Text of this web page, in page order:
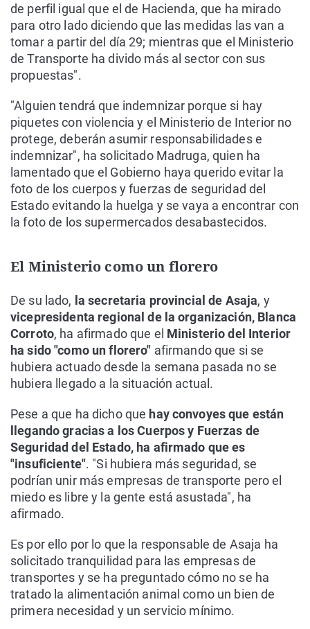
de perfil igual que el de Hacienda, que ha mirado
para otro lado diciendo que las medidas las van a
tomar a partir del día 29; mientras que el Ministerio
de Transporte ha divido más al sector con sus
propuestas".
"Alguien tendrá que indemnizar porque si hay
piquetes con violencia y el Ministerio de Interior no
protege, deberán asumir responsabilidades e
indemnizar", ha solicitado Madruga, quien ha
lamentado que el Gobierno haya querido evitar la
foto de los cuerpos y fuerzas de seguridad del
Estado evitando la huelga y se vaya a encontrar con
la foto de los supermercados desabastecidos.
El Ministerio como un florero
De su lado, la secretaria provincial de Asaja, y
vicepresidenta regional de la organización, Blanca
Corroto, ha afirmado que el Ministerio del Interior
ha sido "como un florero" afirmando que si se
hubiera actuado desde la semana pasada no se
hubiera llegado a la situación actual.
Pese a que ha dicho que hay convoyes que están
llegando gracias a los Cuerpos y Fuerzas de
Seguridad del Estado, ha afirmado que es
"insuficiente". "Si hubiera más seguridad, se
podrían unir más empresas de transporte pero el
miedo es libre y la gente está asustada", ha
afirmado.
Es por ello por lo que la responsable de Asaja ha
solicitado tranquilidad para las empresas de
transportes y se ha preguntado cómo no se ha
tratado la alimentación animal como un bien de
primera necesidad y un servicio mínimo.